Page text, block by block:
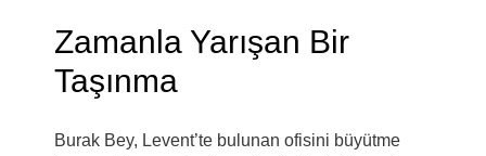
Zamanla Yarışan Bir
Taşınma
Burak Bey, Levent’te bulunan ofisini büyütme